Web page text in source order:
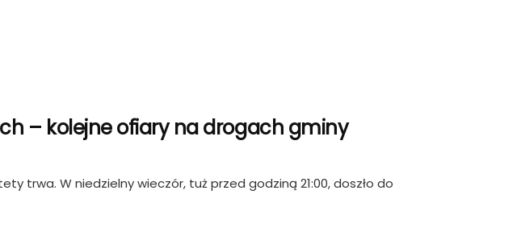
– kolejne ofiary na drogach gminy
trwa. W niedzielny wieczór, tuż przed godziną 21:00, doszło do